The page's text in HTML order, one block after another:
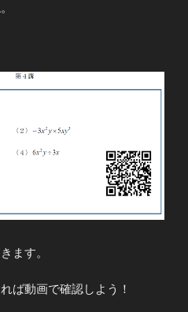
ます。
ば動画で確認しよう！